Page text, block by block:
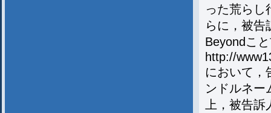
った荒らし
らに，被告
Beyondこ
http://
において，
ンドルネー
上，被告